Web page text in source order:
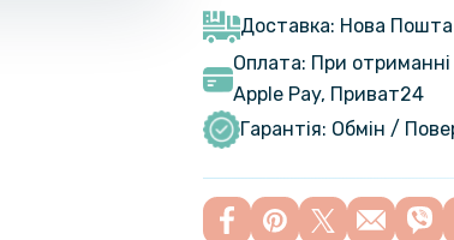
Ring для
Шкіряний
Доставка: Нова
Оплата: При
Apple Pay, Приват24
Гарантія: Обмін /